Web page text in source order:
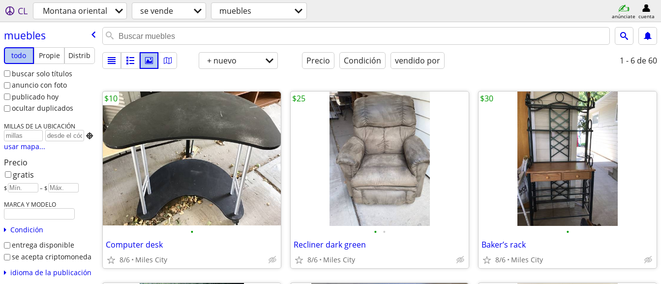
CL Montana oriental se vende muebles anúnciate cuenta
muebles
todo Propie
Distrib
buscar solo títulos
anuncio con foto
publicado hoy
ocultar duplicados
MILLAS DE LA UBICACIÓN

usar mapa...
Precio
gratis
$ – $
MARCA Y MODELO
Condición
entrega disponible
se acepta criptomoneda
idioma de la publicación
+ nuevo Precio Condición vendido por 1 - 6 de 60
•
Computer desk
8/6 Miles City
$10
• •
Recliner dark green
8/6 Miles City
$25
•
Baker’s rack
8/6 Miles City
$30